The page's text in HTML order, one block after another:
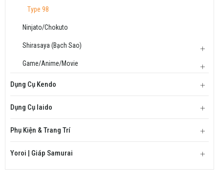
Type 98
Ninjato/Chokuto
Shirasaya (Bạch Sao)
Game/Anime/Movie
Dụng Cụ Kendo
Dụng Cụ Iaido
Phụ Kiện & Trang Trí
Yoroi | Giáp Samurai